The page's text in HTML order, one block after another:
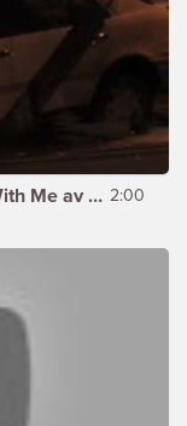
Pilotsekvens till spelfilmen Dance With Me av Michael Appeltoft 2:00